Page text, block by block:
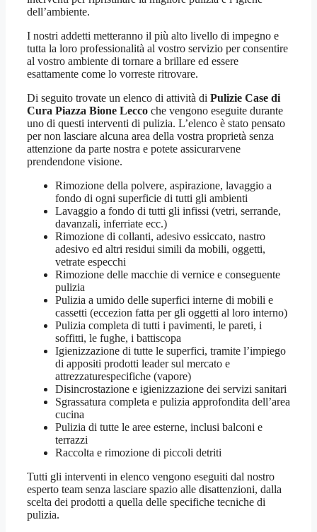
dell’ambiente.
I nostri addetti metteranno il più alto livello di impegno e
tutta la loro professionalità al vostro servizio per consentire
al vostro ambiente di tornare a brillare ed essere
esattamente come lo vorreste ritrovare.
Di seguito trovate un elenco di attività di Pulizie Case di
Cura Piazza Bione Lecco che vengono eseguite durante
uno di questi interventi di pulizia. L’elenco è stato pensato
per non lasciare alcuna area della vostra proprietà senza
attenzione da parte nostra e potete assicurarvene
prendendone visione.
Rimozione della polvere, aspirazione, lavaggio a
fondo di ogni superficie di tutti gli ambienti
Lavaggio a fondo di tutti gli infissi (vetri, serrande,
davanzali, inferriate ecc.)
Rimozione di collanti, adesivo essiccato, nastro
adesivo ed altri residui simili da mobili, oggetti,
vetrate especchi
Rimozione delle macchie di vernice e conseguente
pulizia
Pulizia a umido delle superfici interne di mobili e
cassetti (eccezion fatta per gli oggetti al loro interno)
Pulizia completa di tutti i pavimenti, le pareti, i
soffitti, le fughe, i battiscopa
Igienizzazione di tutte le superfici, tramite l’impiego
di appositi prodotti leader sul mercato e
attrezzaturespecifiche (vapore)
Disincrostazione e igienizzazione dei servizi sanitari
Sgrassatura completa e pulizia approfondita dell’area
cucina
Pulizia di tutte le aree esterne, inclusi balconi e
terrazzi
Raccolta e rimozione di piccoli detriti
Tutti gli interventi in elenco vengono eseguiti dal nostro
esperto team senza lasciare spazio alle disattenzioni, dalla
scelta dei prodotti a quella delle specifiche tecniche di
pulizia.